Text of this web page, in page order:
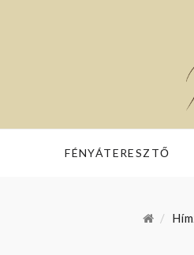
FÉNYÁTERESZTŐ